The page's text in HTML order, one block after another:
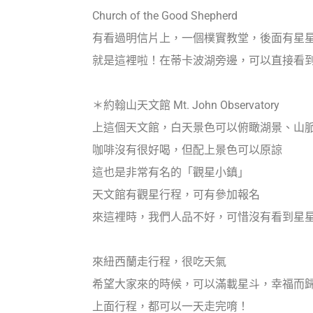
Church of the Good Shepherd
有看過明信片上，一個樸實教堂，後面有星
就是這裡啦！在蒂卡波湖旁邊，可以直接看到
＊約翰山天文館 Mt. John Observatory
上這個天文館，白天景色可以俯瞰湖景、山
咖啡沒有很好喝，但配上景色可以原諒
這也是非常有名的「觀星小鎮」
天文館有觀星行程，可有參加報名
來這裡時，我們人品不好，可惜沒有看到星
來紐西蘭走行程，很吃天氣
希望大家來的時候，可以滿載星斗，幸福而
上面行程，都可以一天走完唷！